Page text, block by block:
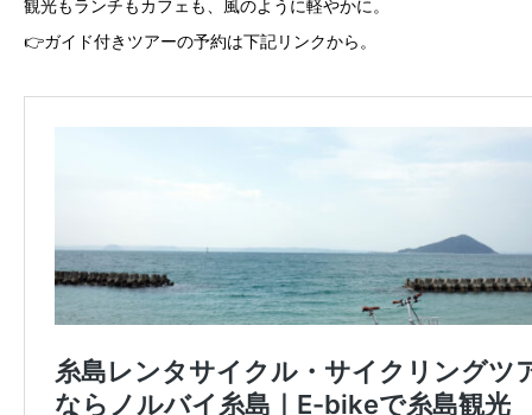
観光もランチもカフェも、風のように軽やかに。
👉ガイド付きツアーの予約は下記リンクから。